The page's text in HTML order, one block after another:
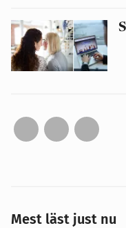
Mest läst just nu